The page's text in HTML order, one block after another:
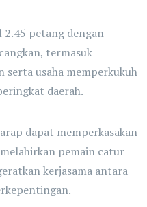
2.45 petang dengan
termasuk
usaha memperkukuh
daerah.
dapat memperkasakan
pemain catur
kerjasama antara